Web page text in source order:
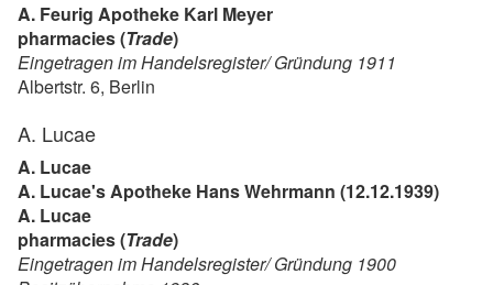
A. Feurig Apotheke Karl Meyer
pharmacies (Trade)
Eingetragen im Handelsregister/ Gründung 1911
Albertstr. 6, Berlin
A. Lucae
A. Lucae
A. Lucae's Apotheke Hans Wehrmann (12.12.1939)
A. Lucae
pharmacies (Trade)
Eingetragen im Handelsregister/ Gründung 1900